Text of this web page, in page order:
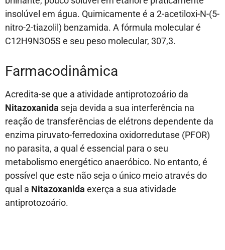
insolúvel em água. Quimicamente é a 2-acetiloxi-N-(5-
nitro-2-tiazolil) benzamida. A fórmula molecular é
C12H9N3O5S e seu peso molecular, 307,3.
Farmacodinâmica
Acredita-se que a atividade antiprotozoário da
Nitazoxanida seja devida a sua interferência na
reação de transferências de elétrons dependente da
enzima piruvato-ferredoxina oxidorredutase (PFOR)
no parasita, a qual é essencial para o seu
metabolismo energético anaeróbico. No entanto, é
possível que este não seja o único meio através do
qual a Nitazoxanida exerça a sua atividade
antiprotozoário.